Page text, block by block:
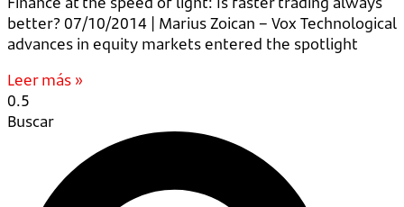
better? 07/10/2014 | Marius Zoican – Vox Technological
advances in equity markets entered the spotlight
Leer más »
Buscar